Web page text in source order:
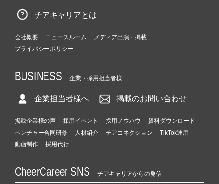
チアキャリアとは
会社概要 ニュースルーム
メディア出演・掲載
プライバシーポリシー
BUSINESS 企業・採用担当者様
企業担当者様へ 掲載のお問い合わせ
掲載企業様の声 採用イベント 採用ノウハウ
資料ダウンロード
ベンチャー合同研修
人材紹介 チアコネクション
TikTok運用
動画制作
採用代行
CheerCareer SNS チアキャリアからの発信